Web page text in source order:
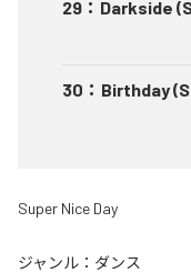
29 ： Darkside
30 ： Birthday
Super Nice Day
ジャンル： ダンス